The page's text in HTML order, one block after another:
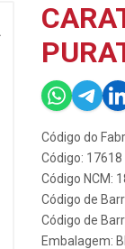
Código do
Código: 17618
Código NCM:
Código de
Código de
Embalagem: